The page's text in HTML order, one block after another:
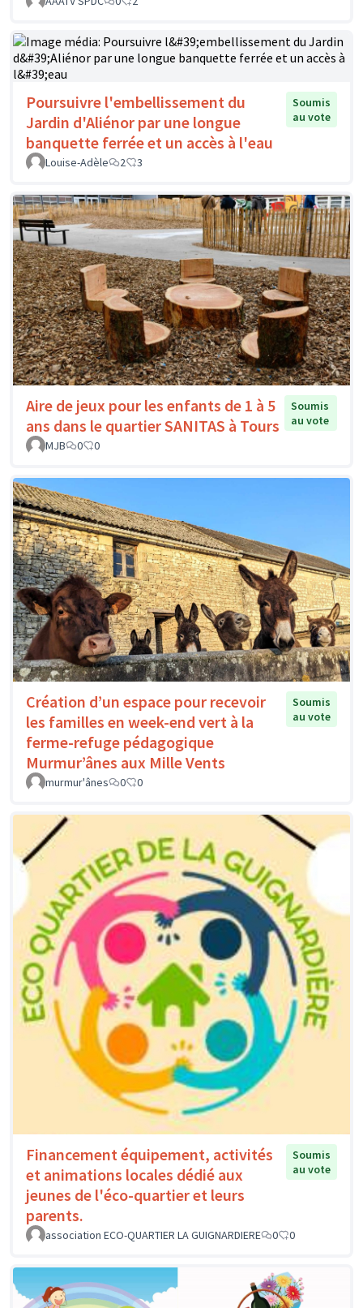
Poursuivre l'embellissement du
Jardin d'Aliénor par une longue
banquette ferrée et un accès à l'eau
Soumis
au vote
Louise-Adèle 2 3
Aire de jeux pour les enfants de 1 à 5
ans dans le quartier SANITAS à Tours
Soumis
au vote
MJB
0 0
Création d’un espace pour recevoir
les familles en week-end vert à la
ferme-refuge pédagogique
Murmur’ânes aux Mille Vents
Soumis
au vote
murmur'ânes 0 0
Financement équipement, activités
et animations locales dédié aux
jeunes de l'éco-quartier et leurs
parents.
Soumis
au vote
association ECO-QUARTIER LA GUIGNARDIERE 0 0